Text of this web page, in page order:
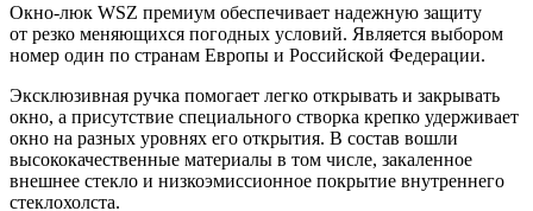
Окно-люк WSZ премиум обеспечивает надежную защиту
от резко меняющихся погодных условий. Является выбором
номер один по странам Европы и Российской Федерации.
Эксклюзивная ручка помогает легко открывать и закрывать
окно, а присутствие специального створка крепко удерживает
окно на разных уровнях его открытия. В состав вошли
высококачественные материалы в том числе, закаленное
внешнее стекло и низкоэмиссионное покрытие внутреннего
стеклохолста.